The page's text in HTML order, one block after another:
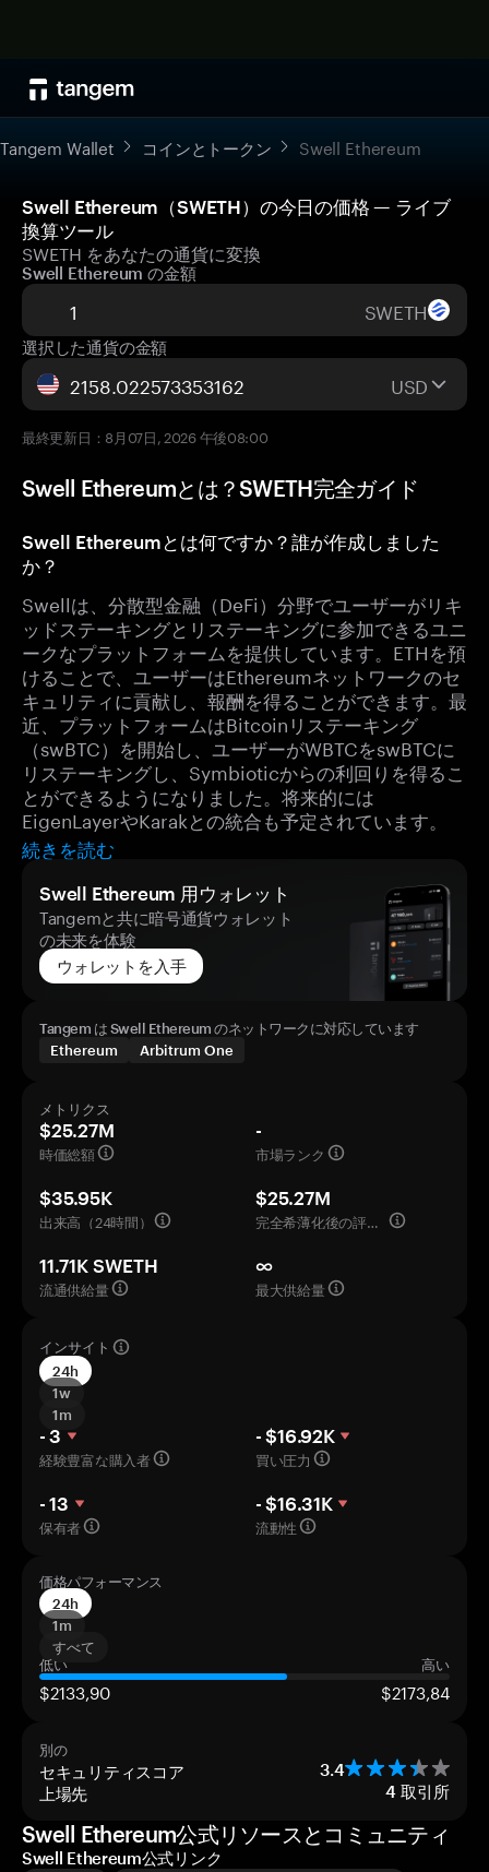
Tangem Wallet コインとトークン Swell Ethereum
Swell Ethereum（SWETH）の今日の価格 — ライブ
換算ツール
SWETH をあなたの通貨に変換
Swell Ethereum の金額
SWETH
選択した通貨の金額
USD
最終更新日：8月07日, 2026 午後08:00
Swell Ethereumとは？SWETH完全ガイド
Swell Ethereumとは何ですか？誰が作成しました
か？
Swellは、分散型金融（DeFi）分野でユーザーがリキ
ッドステーキングとリステーキングに参加できるユニ
ークなプラットフォームを提供しています。ETHを預
けることで、ユーザーはEthereumネットワークのセ
キュリティに貢献し、報酬を得ることができます。最
近、プラットフォームはBitcoinリステーキング
（swBTC）を開始し、ユーザーがWBTCをswBTCに
リステーキングし、Symbioticからの利回りを得るこ
とができるようになりました。将来的には
EigenLayerやKarakとの統合も予定されています。
続きを読む
Swell Ethereum 用ウォレット
Tangemと共に暗号通貨ウォレット
の未来を体験
ウォレットを入手
Tangem は Swell Ethereum のネットワークに対応しています
Ethereum
Arbitrum One
メトリクス
$25.27M
時価総額
-
市場ランク
$35.95K
出来高（24時間）
$25.27M
完全希薄化後の評価額
11.71K SWETH
流通供給量
∞
最大供給量
インサイト
24h
1w
1m
- 3
経験豊富な購入者
- $16.92K
買い圧力
- 13
保有者
- $16.31K
流動性
価格パフォーマンス
24h
1m
すべて
低い
高い
$2133,90 $2173,84
別の
セキュリティスコア 3.4
上場先 4 取引所
Swell Ethereum公式リソースとコミュニティ
Swell Ethereum公式リンク